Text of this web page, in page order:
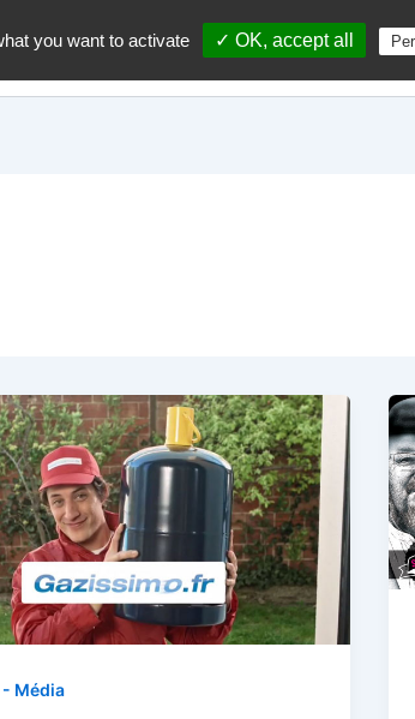
Accueil A propos du blog
Média
you want to activate ✓ OK, accept all